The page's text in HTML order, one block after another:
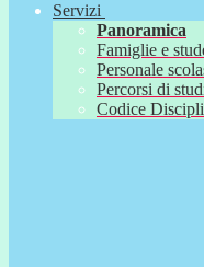
Servizi
Panoramica
Famiglie e
Personale
Percorsi di
Codice